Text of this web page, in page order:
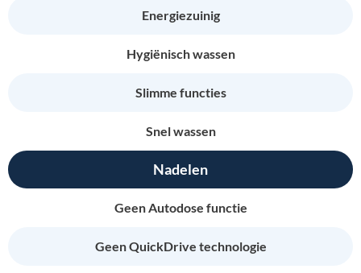
Energiezuinig
Hygiënisch wassen
Slimme functies
Snel wassen
Nadelen
Geen Autodose functie
Geen QuickDrive technologie